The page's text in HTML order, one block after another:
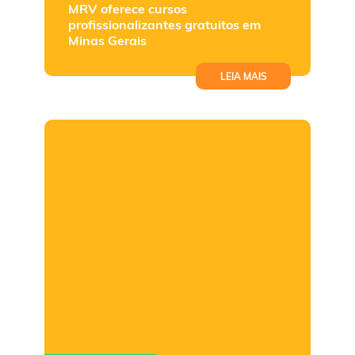
MRV oferece cursos
profissionalizantes gratuitos em
Minas Gerais
LEIA MAIS